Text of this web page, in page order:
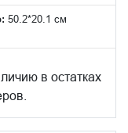
50.2*20.1 см
в остатках